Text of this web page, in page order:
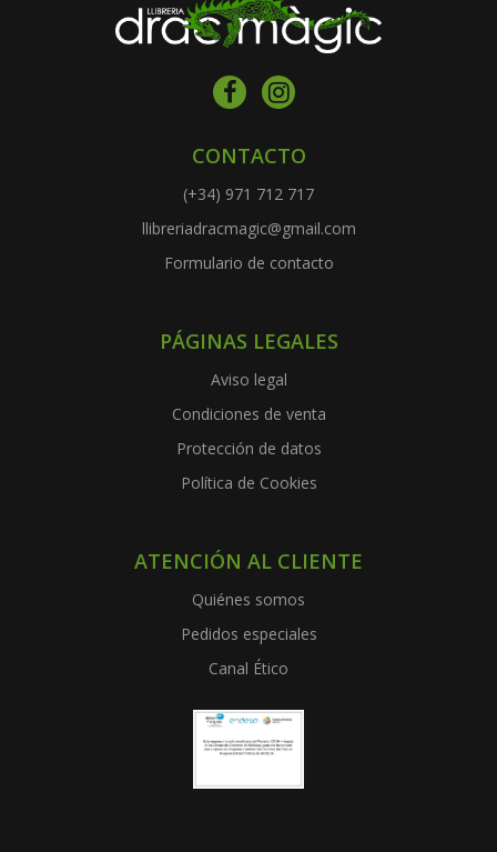
CONTACTO
(+34) 971 712 717
llibreriadracmagic@gmail.com
Formulario de contacto
PÁGINAS LEGALES
Aviso legal
Condiciones de venta
Protección de datos
Política de Cookies
ATENCIÓN AL CLIENTE
Quiénes somos
Pedidos especiales
Canal Ético